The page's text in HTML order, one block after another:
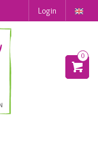
Login
0